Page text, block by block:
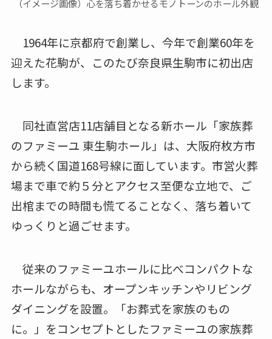
（イメージ画像）心を落ち着かせるモノトーンのホール外観
1964年に京都府で創業し、今年で創業60年を
迎えた花駒が、このたび奈良県生駒市に初出店
します。
同社直営店11店舗目となる新ホール「家族葬
のファミーユ 東生駒ホール」は、大阪府枚方市
から続く国道168号線に面しています。市営火葬
場まで車で約５分とアクセス至便な立地で、ご
出棺までの時間も慌てることなく、落ち着いて
ゆっくりと過ごせます。
従来のファミーユホールに比べコンパクトな
ホールながらも、オープンキッチンやリビング
ダイニングを設置。「お葬式を家族のもの
に。」をコンセプトとしたファミーユの家族葬